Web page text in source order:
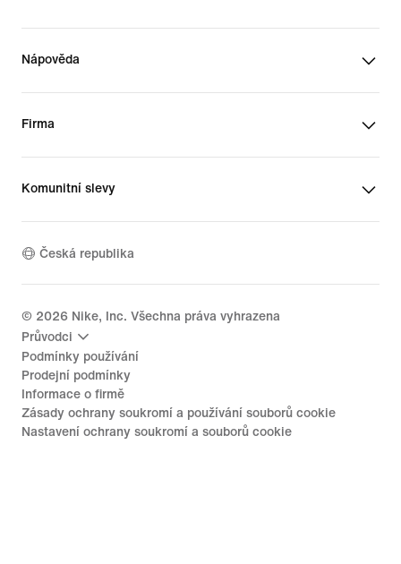
Nápověda
Firma
Komunitní slevy
Česká republika
© 2026 Nike, Inc. Všechna práva vyhrazena
Průvodci
Podmínky používání
Prodejní podmínky
Informace o firmě
Zásady ochrany soukromí a používání souborů cookie
Nastavení ochrany soukromí a souborů cookie